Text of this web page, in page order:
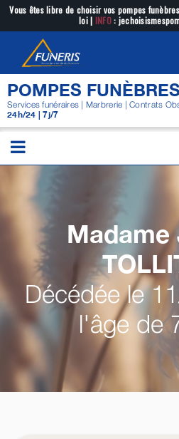
Passer
contenu
Vous êtes libre de choisir vos pompes
loi | INFO:
POMPES
Services funéraires | Marbrerie | Contrats
24h/24 | 7j/7
Madame
Décédée le
l'âge de